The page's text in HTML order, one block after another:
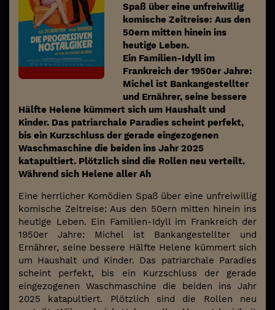
Spaß über eine unfreiwillig
komische Zeitreise: Aus den
50ern mitten hinein ins
heutige Leben.
Ein Familien-Idyll im
Frankreich der 1950er Jahre:
Michel ist Bankangestellter
und Ernährer, seine bessere
Hälfte Helene kümmert sich um Haushalt und
Kinder. Das patriarchale Paradies scheint perfekt,
bis ein Kurzschluss der gerade eingezogenen
Waschmaschine die beiden ins Jahr 2025
katapultiert. Plötzlich sind die Rollen neu verteilt.
Während sich Helene aller Ah
Eine herrlicher Komödien Spaß über eine unfreiwillig
komische Zeitreise: Aus den 50ern mitten hinein ins
heutige Leben. Ein Familien-Idyll im Frankreich der
1950er Jahre: Michel ist Bankangestellter und
Ernährer, seine bessere Hälfte Helene kümmert sich
um Haushalt und Kinder. Das patriarchale Paradies
scheint perfekt, bis ein Kurzschluss der gerade
eingezogenen Waschmaschine die beiden ins Jahr
2025 katapultiert. Plötzlich sind die Rollen neu